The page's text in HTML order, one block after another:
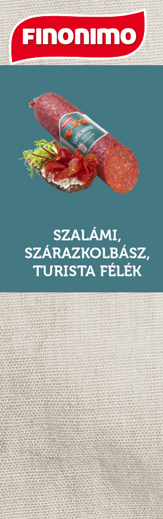
SZALÁMI,
SZÁRAZKOLBÁSZ,
TURISTA FÉLÉK